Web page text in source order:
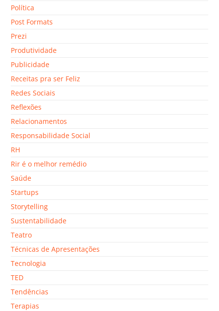
Política
Post Formats
Prezi
Produtividade
Publicidade
Receitas pra ser Feliz
Redes Sociais
Reflexões
Relacionamentos
Responsabilidade Social
RH
Rir é o melhor remédio
Saúde
Startups
Storytelling
Sustentabilidade
Teatro
Técnicas de Apresentações
Tecnologia
TED
Tendências
Terapias